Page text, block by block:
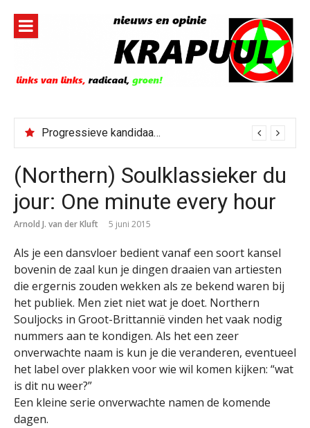
inhoud
Progressieve kandidaat El-Sayed senaatskandidaat Michigan
(Northern) Soulklassieker du
jour: One minute every hour
Arnold J. van der Kluft 5 juni 2015
Als je een dansvloer bedient vanaf een soort kansel
bovenin de zaal kun je dingen draaien van artiesten
die ergernis zouden wekken als ze bekend waren bij
het publiek. Men ziet niet wat je doet. Northern
Souljocks in Groot-Brittannië vinden het vaak nodig
nummers aan te kondigen. Als het een zeer
onverwachte naam is kun je die veranderen, eventueel
het label over plakken voor wie wil komen kijken: “wat
is dit nu weer?”
Een kleine serie onverwachte namen de komende
dagen.